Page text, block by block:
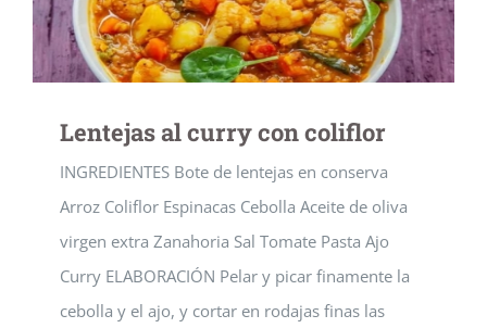
Lentejas al curry con coliflor
INGREDIENTES Bote de lentejas en conserva
Arroz Coliflor Espinacas Cebolla Aceite de oliva
virgen extra Zanahoria Sal Tomate Pasta Ajo
Curry ELABORACIÓN Pelar y picar finamente la
cebolla y el ajo, y cortar en rodajas finas las